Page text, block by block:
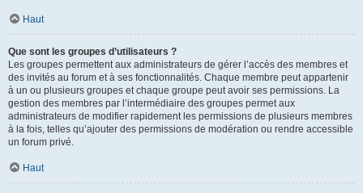
Haut
Que sont les groupes d’utilisateurs ?
Les groupes permettent aux administrateurs de gérer l’accès des membres et
des invités au forum et à ses fonctionnalités. Chaque membre peut appartenir
à un ou plusieurs groupes et chaque groupe peut avoir ses permissions. La
gestion des membres par l’intermédiaire des groupes permet aux
administrateurs de modifier rapidement les permissions de plusieurs membres
à la fois, telles qu’ajouter des permissions de modération ou rendre accessible
un forum privé.
Haut